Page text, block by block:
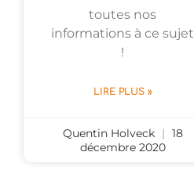
toutes nos
informations à ce sujet
!
LIRE PLUS »
Quentin Holveck
18
décembre 2020